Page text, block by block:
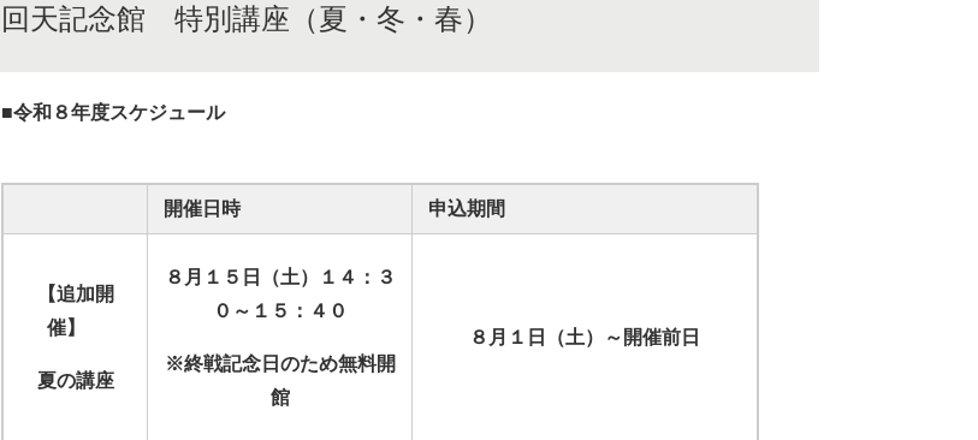
回天記念館 特別講座（夏・冬・春）
■令和８年度スケジュール
開催日時 申込期間
【追加開
催】
夏の講座
８月１５日（土）１４：３
０～１５：４０
※終戦記念日のため無料開
館
８月１日（土）～開催前日